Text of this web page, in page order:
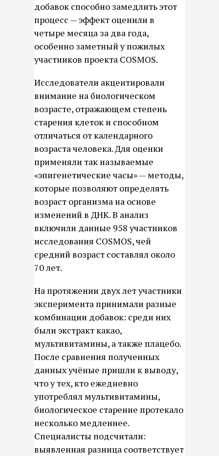
добавок способно замедлить этот
процесс — эффект оценили в
четыре месяца за два года,
особенно заметный у пожилых
участников проекта COSMOS.
Исследователи акцентировали
внимание на биологическом
возрасте, отражающем степень
старения клеток и способном
отличаться от календарного
возраста человека. Для оценки
применяли так называемые
«эпигенетические часы» — методы,
которые позволяют определять
возраст организма на основе
изменений в ДНК. В анализ
включили данные 958 участников
исследования COSMOS, чей
средний возраст составлял около
70 лет.
На протяжении двух лет участники
эксперимента принимали разные
комбинации добавок: среди них
были экстракт какао,
мультивитамины, а также плацебо.
После сравнения полученных
данных учёные пришли к выводу,
что у тех, кто ежедневно
употреблял мультивитамины,
биологическое старение протекало
несколько медленнее.
Специалисты подсчитали:
выявленная разница соответствует